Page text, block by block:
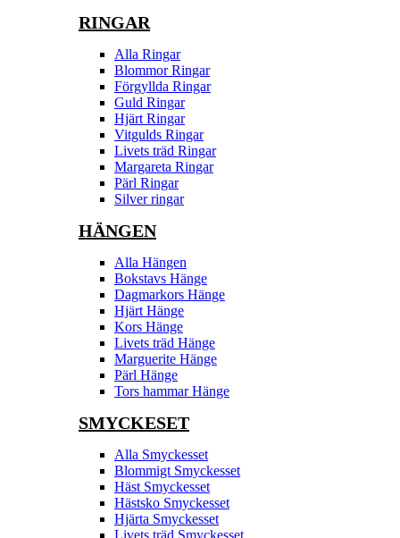
RINGAR
Alla Ringar
Blommor Ringar
Förgyllda Ringar
Guld Ringar
Hjärt Ringar
Vitgulds Ringar
Livets träd Ringar
Margareta Ringar
Pärl Ringar
Silver ringar
HÄNGEN
Alla Hängen
Bokstavs Hänge
Dagmarkors Hänge
Hjärt Hänge
Kors Hänge
Livets träd Hänge
Marguerite Hänge
Pärl Hänge
Tors hammar Hänge
SMYCKESET
Alla Smyckesset
Blommigt Smyckesset
Häst Smyckesset
Hästsko Smyckesset
Hjärta Smyckesset